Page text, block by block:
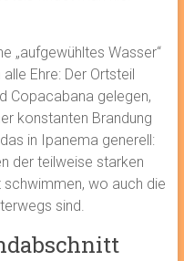
„aufgewühltes Wasser“
Ehre: Der Ortsteil
Copacabana gelegen,
konstanten Brandung
in Ipanema generell:
der teilweise starken
wo auch die
sind.